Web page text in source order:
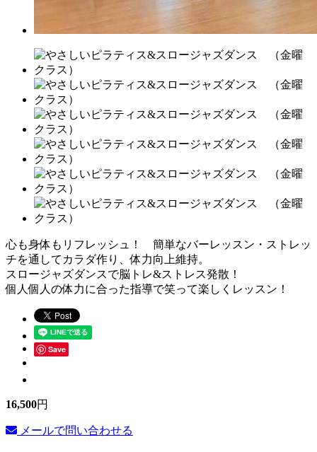
心も身体もリフレッシュ！ 簡単なバーレッスン・ストレッ
チを通してカラダ作り、体力向上維持。
スロージャズダンスで脳トレ&ストレス発散！
個人個人の体力に合った指導で笑って楽しくレッスン！
Save
16,500円
メールで問い合わせる